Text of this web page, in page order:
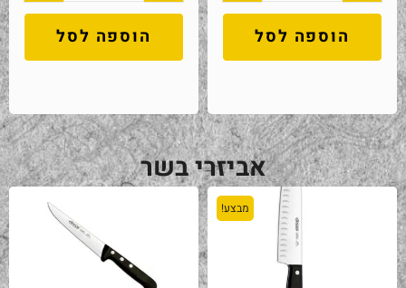
הוספה לסל הוספה לסל
אביזרי בשר
מבצע!